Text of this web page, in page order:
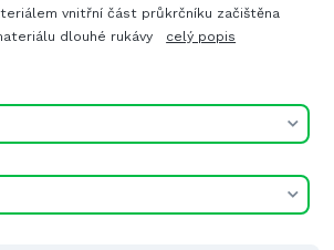
vnitřní část průkrčníku začištěna
dlouhé rukávy celý popis